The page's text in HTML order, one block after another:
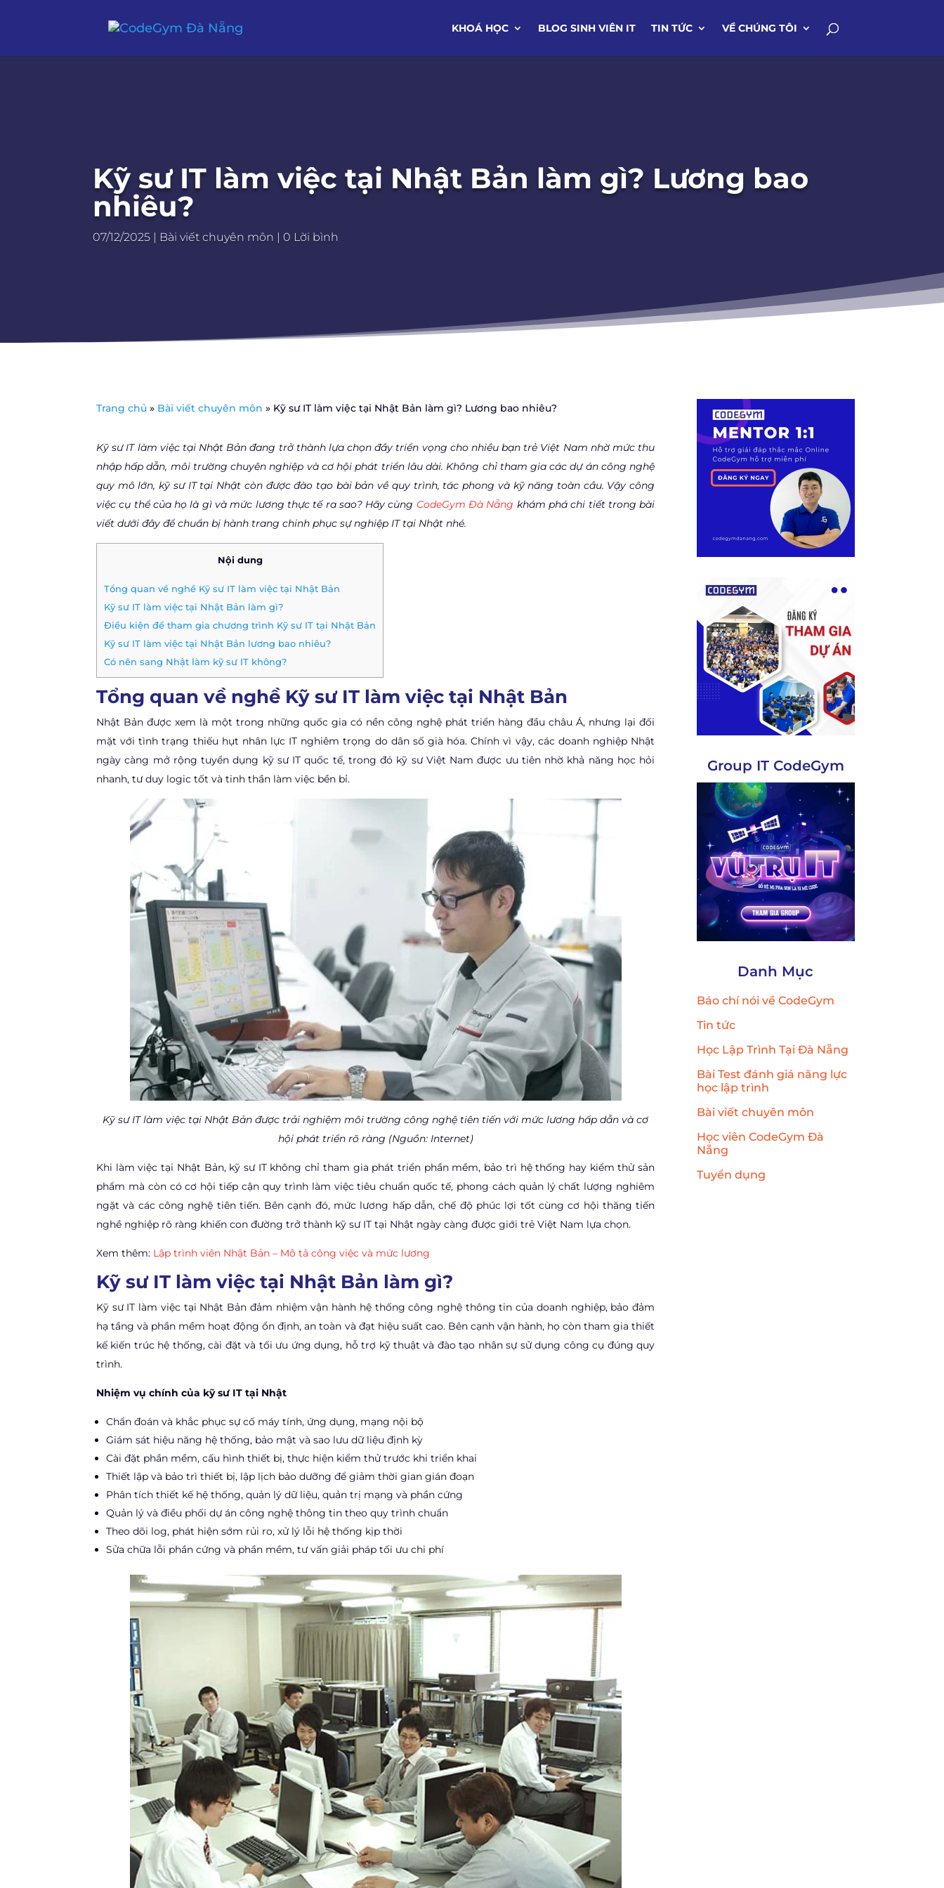
KHOÁ HỌC BLOG SINH VIÊN IT TIN TỨC VỀ CHÚNG TÔI
Kỹ sư IT làm việc tại Nhật Bản làm gì? Lương bao
nhiêu?
07/12/2025 | Bài viết chuyên môn | 0 Lời bình
Trang chủ » Bài viết chuyên môn » Kỹ sư IT làm việc tại Nhật Bản làm gì? Lương bao nhiêu?
Kỹ sư IT làm việc tại Nhật Bản đang trở thành lựa chọn đầy triển vọng cho nhiều bạn trẻ Việt Nam nhờ mức thu
nhập hấp dẫn, môi trường chuyên nghiệp và cơ hội phát triển lâu dài. Không chỉ tham gia các dự án công nghệ
quy mô lớn, kỹ sư IT tại Nhật còn được đào tạo bài bản về quy trình, tác phong và kỹ năng toàn cầu. Vậy công
việc cụ thể của họ là gì và mức lương thực tế ra sao? Hãy cùng CodeGym Đà Nẵng khám phá chi tiết trong bài
viết dưới đây để chuẩn bị hành trang chinh phục sự nghiệp IT tại Nhật nhé.
Nội dung
Tổng quan về nghề Kỹ sư IT làm việc tại Nhật Bản
Kỹ sư IT làm việc tại Nhật Bản làm gì?
Điều kiện để tham gia chương trình Kỹ sư IT tại Nhật Bản
Kỹ sư IT làm việc tại Nhật Bản lương bao nhiêu?
Có nên sang Nhật làm kỹ sư IT không?
Tổng quan về nghề Kỹ sư IT làm việc tại Nhật Bản
Nhật Bản được xem là một trong những quốc gia có nền công nghệ phát triển hàng đầu châu Á, nhưng lại đối
mặt với tình trạng thiếu hụt nhân lực IT nghiêm trọng do dân số già hóa. Chính vì vậy, các doanh nghiệp Nhật
ngày càng mở rộng tuyển dụng kỹ sư IT quốc tế, trong đó kỹ sư Việt Nam được ưu tiên nhờ khả năng học hỏi
nhanh, tư duy logic tốt và tinh thần làm việc bền bỉ.
Kỹ sư IT làm việc tại Nhật Bản được trải nghiệm môi trường công nghệ tiên tiến với mức lương hấp dẫn và cơ
hội phát triển rõ ràng (Nguồn: Internet)
Khi làm việc tại Nhật Bản, kỹ sư IT không chỉ tham gia phát triển phần mềm, bảo trì hệ thống hay kiểm thử sản
phẩm mà còn có cơ hội tiếp cận quy trình làm việc tiêu chuẩn quốc tế, phong cách quản lý chất lượng nghiêm
ngặt và các công nghệ tiên tiến. Bên cạnh đó, mức lương hấp dẫn, chế độ phúc lợi tốt cùng cơ hội thăng tiến
nghề nghiệp rõ ràng khiến con đường trở thành kỹ sư IT tại Nhật ngày càng được giới trẻ Việt Nam lựa chọn.
Xem thêm: Lập trình viên Nhật Bản – Mô tả công việc và mức lương
Kỹ sư IT làm việc tại Nhật Bản làm gì?
Kỹ sư IT làm việc tại Nhật Bản đảm nhiệm vận hành hệ thống công nghệ thông tin của doanh nghiệp, bảo đảm
hạ tầng và phần mềm hoạt động ổn định, an toàn và đạt hiệu suất cao. Bên cạnh vận hành, họ còn tham gia thiết
kế kiến trúc hệ thống, cài đặt và tối ưu ứng dụng, hỗ trợ kỹ thuật và đào tạo nhân sự sử dụng công cụ đúng quy
trình.
Nhiệm vụ chính của kỹ sư IT tại Nhật
Chẩn đoán và khắc phục sự cố máy tính, ứng dụng, mạng nội bộ
Giám sát hiệu năng hệ thống, bảo mật và sao lưu dữ liệu định kỳ
Cài đặt phần mềm, cấu hình thiết bị, thực hiện kiểm thử trước khi triển khai
Thiết lập và bảo trì thiết bị, lập lịch bảo dưỡng để giảm thời gian gián đoạn
Phân tích thiết kế hệ thống, quản lý dữ liệu, quản trị mạng và phần cứng
Quản lý và điều phối dự án công nghệ thông tin theo quy trình chuẩn
Theo dõi log, phát hiện sớm rủi ro, xử lý lỗi hệ thống kịp thời
Sửa chữa lỗi phần cứng và phần mềm, tư vấn giải pháp tối ưu chi phí
Group IT CodeGym
Danh Mục
Báo chí nói về CodeGym
Tin tức
Học Lập Trình Tại Đà Nẵng
Bài Test đánh giá năng lực
học lập trình
Bài viết chuyên môn
Học viên CodeGym Đà
Nẵng
Tuyển dụng